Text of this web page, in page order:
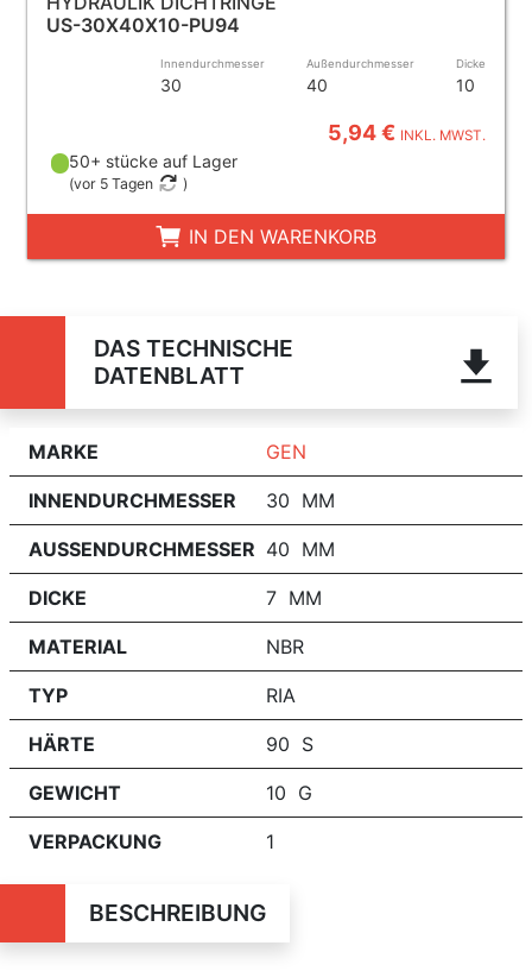
US-30X40X10-PU94
Innendurchmesser
30
Außendurchmesser
40
Dicke
10
5,94 € INKL. MWST.
50+ stücke auf Lager
(vor 5 Tagen )
IN DEN WARENKORB
DAS TECHNISCHE
DATENBLATT
MARKE GEN
INNENDURCHMESSER 30 MM
AUSSENDURCHMESSER 40 MM
DICKE 7 MM
MATERIAL NBR
TYP RIA
HÄRTE 90 S
GEWICHT 10 G
VERPACKUNG 1
BESCHREIBUNG